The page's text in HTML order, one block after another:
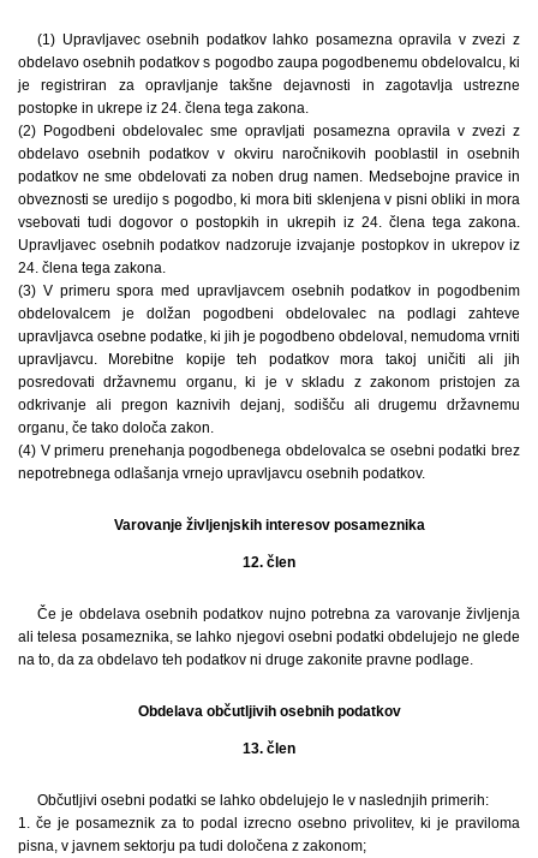
(1) Upravljavec osebnih podatkov lahko posamezna opravila v zvezi z
obdelavo osebnih podatkov s pogodbo zaupa pogodbenemu obdelovalcu, ki
je registriran za opravljanje takšne dejavnosti in zagotavlja ustrezne
postopke in ukrepe iz 24. člena tega zakona.
(2) Pogodbeni obdelovalec sme opravljati posamezna opravila v zvezi z
obdelavo osebnih podatkov v okviru naročnikovih pooblastil in osebnih
podatkov ne sme obdelovati za noben drug namen. Medsebojne pravice in
obveznosti se uredijo s pogodbo, ki mora biti sklenjena v pisni obliki in mora
vsebovati tudi dogovor o postopkih in ukrepih iz 24. člena tega zakona.
Upravljavec osebnih podatkov nadzoruje izvajanje postopkov in ukrepov iz
24. člena tega zakona.
(3) V primeru spora med upravljavcem osebnih podatkov in pogodbenim
obdelovalcem je dolžan pogodbeni obdelovalec na podlagi zahteve
upravljavca osebne podatke, ki jih je pogodbeno obdeloval, nemudoma vrniti
upravljavcu. Morebitne kopije teh podatkov mora takoj uničiti ali jih
posredovati državnemu organu, ki je v skladu z zakonom pristojen za
odkrivanje ali pregon kaznivih dejanj, sodišču ali drugemu državnemu
organu, če tako določa zakon.
(4) V primeru prenehanja pogodbenega obdelovalca se osebni podatki brez
nepotrebnega odlašanja vrnejo upravljavcu osebnih podatkov.
Varovanje življenjskih interesov posameznika
12. člen
Če je obdelava osebnih podatkov nujno potrebna za varovanje življenja
ali telesa posameznika, se lahko njegovi osebni podatki obdelujejo ne glede
na to, da za obdelavo teh podatkov ni druge zakonite pravne podlage.
Obdelava občutljivih osebnih podatkov
13. člen
Občutljivi osebni podatki se lahko obdelujejo le v naslednjih primerih:
1. če je posameznik za to podal izrecno osebno privolitev, ki je praviloma
pisna, v javnem sektorju pa tudi določena z zakonom;